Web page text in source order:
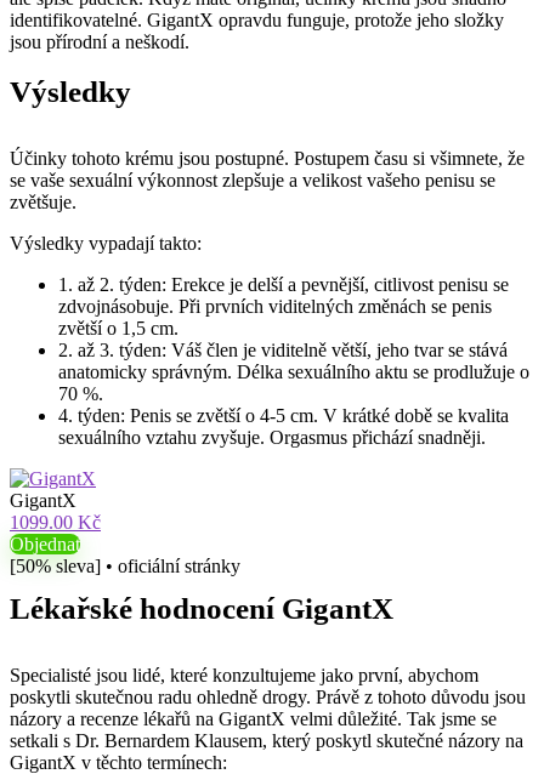
identifikovatelné. GigantX opravdu funguje, protože jeho složky
jsou přírodní a neškodí.
Výsledky
Účinky tohoto krému jsou postupné. Postupem času si všimnete, že
se vaše sexuální výkonnost zlepšuje a velikost vašeho penisu se
zvětšuje.
Výsledky vypadají takto:
1. až 2. týden: Erekce je delší a pevnější, citlivost penisu se
zdvojnásobuje. Při prvních viditelných změnách se penis
zvětší o 1,5 cm.
2. až 3. týden: Váš člen je viditelně větší, jeho tvar se stává
anatomicky správným. Délka sexuálního aktu se prodlužuje o
70 %.
4. týden: Penis se zvětší o 4-5 cm. V krátké době se kvalita
sexuálního vztahu zvyšuje. Orgasmus přichází snadněji.
GigantX
1099.00 Kč
Objednat
[50% sleva] • oficiální stránky
Lékařské hodnocení GigantX
Specialisté jsou lidé, které konzultujeme jako první, abychom
poskytli skutečnou radu ohledně drogy. Právě z tohoto důvodu jsou
názory a recenze lékařů na GigantX velmi důležité. Tak jsme se
setkali s Dr. Bernardem Klausem, který poskytl skutečné názory na
GigantX v těchto termínech: